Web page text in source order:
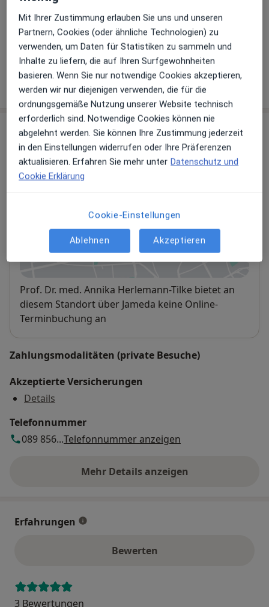
Leistungen
Keine Informationen über Leistungen und Kosten
Auf diesem Profil wurden noch keine Informationen
über Leistungen hinzugefügt.
Praxis
Praxis Urologie Solln Prof. Dr. A.
Herlemann-Tilke Fachärztin für Urologie
Privatpraxis
Zu Google Mapsöffnet in einer neuen
Verfügbarkeit
Prof. Dr. med. Annika Herlemann-Tilke bietet an
diesem Standort über Jameda keine Online-
Terminbuchung an
Zahlungsmodalitäten (private Besuche)
Akzeptierte Versicherungen
Details
Telefonnummer
089 856...Telefonnummer anzeigen
Mehr Details anzeigen
über die Adresse
Erfahrungen
Bewerten
3 Bewertungen
Mit Ihrer Zustimmung erlauben Sie uns und unseren
Partnern, Cookies (oder ähnliche Technologien) zu
verwenden, um Daten für Statistiken zu sammeln und
Inhalte zu liefern, die auf Ihren Surfgewohnheiten
basieren. Wenn Sie nur notwendige Cookies akzeptieren,
werden wir nur diejenigen verwenden, die für die
ordnungsgemäße Nutzung unserer Website technisch
erforderlich sind. Notwendige Cookies können nie
abgelehnt werden. Sie können Ihre Zustimmung jederzeit
in den Einstellungen widerrufen oder Ihre Präferenzen
aktualisieren. Erfahren Sie mehr unter Datenschutz und
Cookie Erklärung
Cookie-Einstellungen
Ablehnen Akzeptieren